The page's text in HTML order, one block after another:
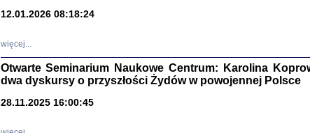
'z
Józef Zelkowicz,
12.01.2026 08:18:24
więcej...
Otwarte Seminarium Naukowe Centrum: Karolina
dwa dyskursy o przyszłości Żydów w powojennej Polsce
28.11.2025 16:00:45